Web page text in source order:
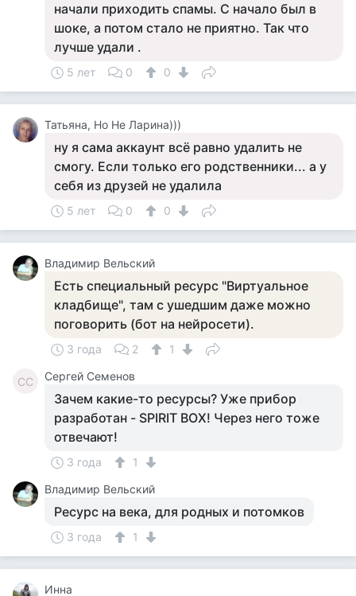
начали приходить спамы. С начало был в
шоке, а потом стало не приятно. Так что
лучше удали .
5 лет 0 0
Татьяна, Но Не Ларина)))
ну я сама аккаунт всё равно удалить не
смогу. Если только его родственники... а у
себя из друзей не удалила
5 лет 0 0
Владимир Вельский
Есть специальный ресурс "Виртуальное
кладбище", там с ушедшим даже можно
поговорить (бот на нейросети).
3 года 2 1
СС Сергей Семенов
Зачем какие-то ресурсы? Уже прибор
разработан - SPIRIT BOX! Через него тоже
отвечают!
3 года
1
Владимир Вельский
Ресурс на века, для родных и потомков
3 года 1
Инна